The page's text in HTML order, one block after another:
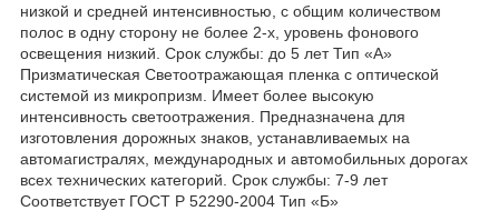
низкой и средней интенсивностью, с общим количеством
полос в одну сторону не более 2-х, уровень фонового
освещения низкий. Срок службы: до 5 лет Тип «А»
Призматическая Светоотражающая пленка с оптической
системой из микропризм. Имеет более высокую
интенсивность светоотражения. Предназначена для
изготовления дорожных знаков, устанавливаемых на
автомагистралях, международных и автомобильных дорогах
всех технических категорий. Срок службы: 7-9 лет
Соответствует ГОСТ Р 52290-2004 Тип «Б»